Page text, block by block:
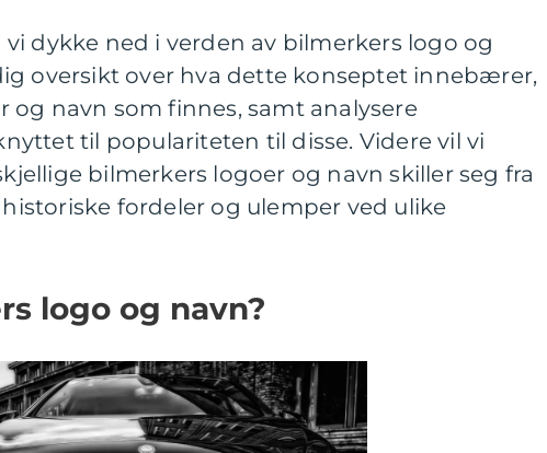
dykke ned i verden av bilmerkers logo og
oversikt over hva dette konseptet innebærer,
og navn som finnes, samt analysere
til populariteten til disse. Videre vil vi
bilmerkers logoer og navn skiller seg fra
fordeler og ulemper ved ulike
logo og navn?